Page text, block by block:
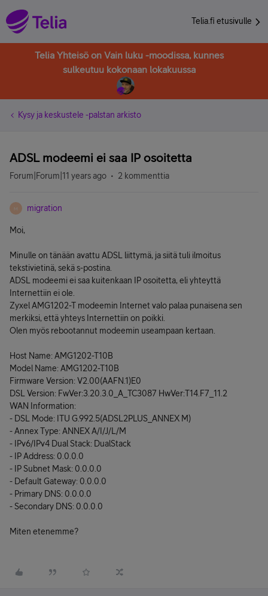
Telia.fi etusivulle
Telia Yhteisö on Vain luku -moodissa, kunnes
sulkeutuu kokonaan lokakuussa
Kysy ja keskustele -palstan arkisto
ADSL modeemi ei saa IP osoitetta
Forum|Forum|11 years ago 2 kommenttia
M migration
Moi,
Minulle on tänään avattu ADSL liittymä, ja siitä tuli ilmoitus
tekstivietinä, sekä s-postina.
ADSL modeemi ei saa kuitenkaan IP osoitetta, eli yhteyttä
Internettiin ei ole.
Zyxel AMG1202-T modeemin Internet valo palaa punaisena sen
merkiksi, että yhteys Internettiin on poikki.
Olen myös rebootannut modeemin useampaan kertaan.
Host Name: AMG1202-T10B
Model Name: AMG1202-T10B
Firmware Version: V2.00(AAFN.1)E0
DSL Version: FwVer:3.20.3.0_A_TC3087 HwVer:T14.F7_11.2
WAN Information:
- DSL Mode: ITU G.992.5(ADSL2PLUS_ANNEX M)
- Annex Type: ANNEX A/I/J/L/M
- IPv6/IPv4 Dual Stack: DualStack
- IP Address: 0.0.0.0
- IP Subnet Mask: 0.0.0.0
- Default Gateway: 0.0.0.0
- Primary DNS: 0.0.0.0
- Secondary DNS: 0.0.0.0
Miten etenemme?